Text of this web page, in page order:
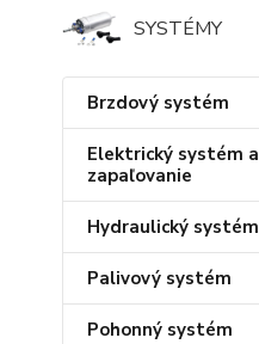
SYSTÉMY
Brzdový systém
Elektrický systém a
zapaľovanie
Hydraulický systém
Palivový systém
Pohonný systém